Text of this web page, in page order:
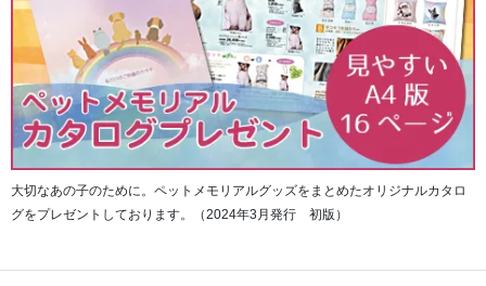
大切なあの子のために。ペットメモリアルグッズをまとめたオリジナルカタロ
グをプレゼントしております。（2024年3月発行 初版）